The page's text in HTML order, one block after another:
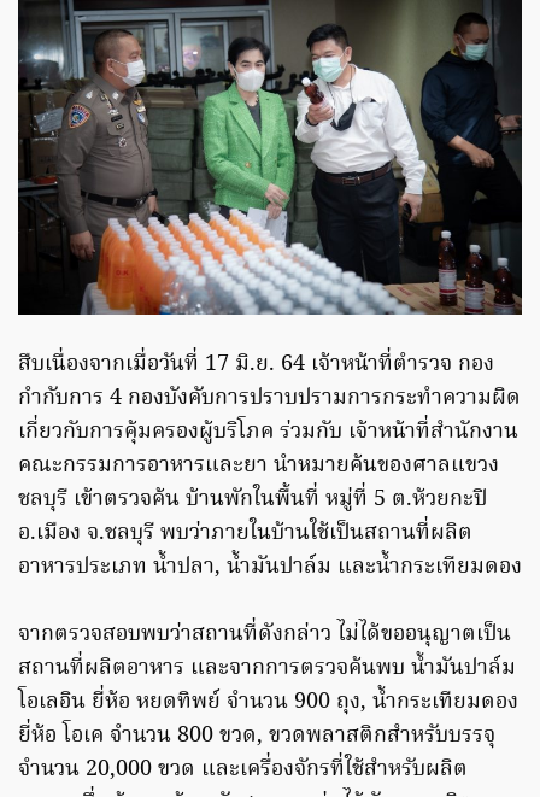
สืบเนื่องจากเมื่อวันที่ 17 มิ.ย. 64 เจ้าหน้าที่ตำรวจ กอง
กำกับการ 4 กองบังคับการปราบปรามการกระทำความผิด
เกี่ยวกับการคุ้มครองผู้บริโภค ร่วมกับ เจ้าหน้าที่สำนักงาน
คณะกรรมการอาหารและยา นำหมายค้นของศาลแขวง
ชลบุรี เข้าตรวจค้น บ้านพักในพื้นที่ หมู่ที่ 5 ต.ห้วยกะปิ
อ.เมือง จ.ชลบุรี พบว่าภายในบ้านใช้เป็นสถานที่ผลิต
อาหารประเภท น้ำปลา, น้ำมันปาล์ม และน้ำกระเทียมดอง
จากตรวจสอบพบว่าสถานที่ดังกล่าว ไม่ได้ขออนุญาตเป็น
สถานที่ผลิตอาหาร และจากการตรวจค้นพบ น้ำมันปาล์ม
โอเลอิน ยี่ห้อ หยดทิพย์ จำนวน 900 ถุง, น้ำกระเทียมดอง
ยี่ห้อ โอเค จำนวน 800 ขวด, ขวดพลาสติกสำหรับบรรจุ
จำนวน 20,000 ขวด และเครื่องจักรที่ใช้สำหรับผลิต